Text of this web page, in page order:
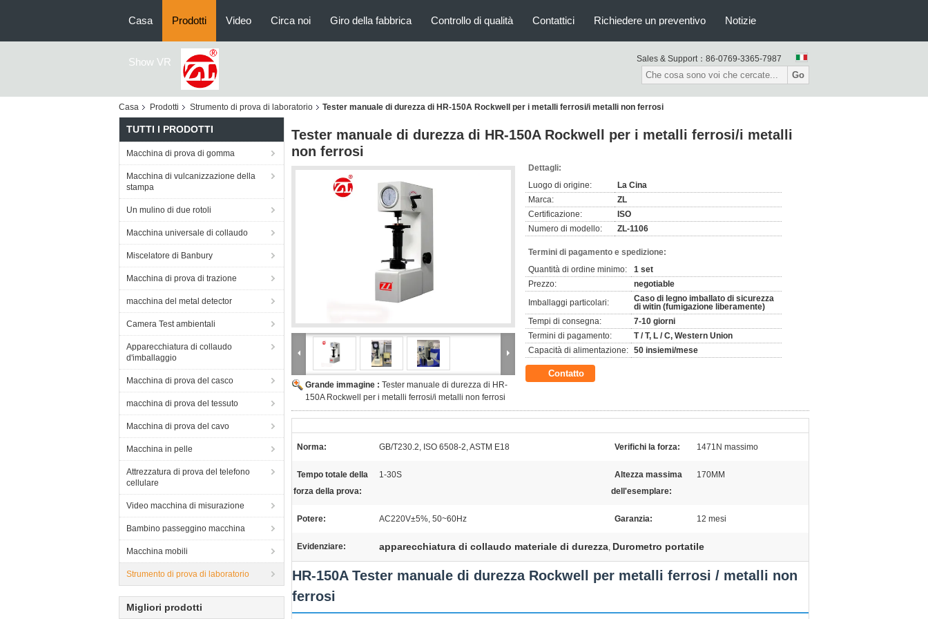
Casa Prodotti Video Circa noi Giro della fabbrica Controllo di qualità Contattici Richiedere un preventivo Notizie
Show VR Sales & Support： 86-0769-3365-7987
Go
Casa Prodotti Strumento di prova di laboratorio Tester manuale di durezza di HR-150A Rockwell per i metalli ferrosi/i metalli non ferrosi
TUTTI I PRODOTTI
Macchina di prova di gomma
Macchina di vulcanizzazione della
stampa
Un mulino di due rotoli
Macchina universale di collaudo
Miscelatore di Banbury
Macchina di prova di trazione
macchina del metal detector
Camera Test ambientali
Apparecchiatura di collaudo
d'imballaggio
Macchina di prova del casco
macchina di prova del tessuto
Macchina di prova del cavo
Macchina in pelle
Attrezzatura di prova del telefono
cellulare
Video macchina di misurazione
Bambino passeggino macchina
Macchina mobili
Strumento di prova di laboratorio
Migliori prodotti
Tester manuale di durezza di HR-150A Rockwell per i metalli ferrosi/i metalli
non ferrosi
Grande immagine : Tester manuale di durezza di HR-
150A Rockwell per i metalli ferrosi/i metalli non ferrosi
Dettagli:
Luogo di origine:
La Cina
Marca:
ZL
Certificazione:
ISO
Numero di modello:
ZL-1106
Termini di pagamento e spedizione:
Quantità di ordine minimo:
1 set
Prezzo:
negotiable
Imballaggi particolari:
Caso di legno imballato di sicurezza
di witin (fumigazione liberamente)
Tempi di consegna:
7-10 giorni
Termini di pagamento:
T / T, L / C, Western Union
Capacità di alimentazione: 50 insiemi/mese
Contatto
Norma: GB/T230.2, ISO 6508-2, ASTM E18 Verifichi la forza: 1471N massimo
Tempo totale della
forza della prova:
1-30S
Altezza massima
dell'esemplare:
170MM
Potere: AC220V±5%, 50~60Hz Garanzia: 12 mesi
Evidenziare: apparecchiatura di collaudo materiale di durezza, Durometro portatile
HR-150A Tester manuale di durezza Rockwell per metalli ferrosi / metalli non
ferrosi